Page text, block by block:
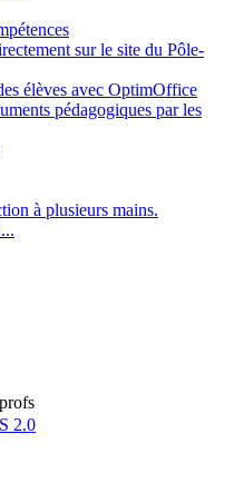
sur le site du Pôle-
élèves avec OptimOffice
pédagogiques par les
à plusieurs mains.
2.0